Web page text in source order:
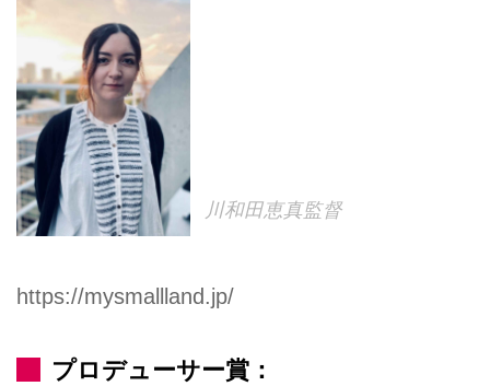
川和田恵真監督
https://mysmallland.jp/
プロデューサー賞：